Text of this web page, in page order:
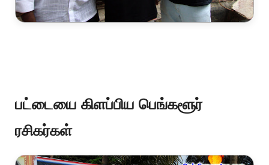
பட்டையை கிளப்பிய பெங்களூர்
ரசிகர்கள்